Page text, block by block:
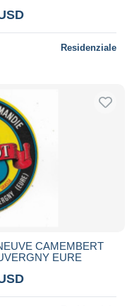
Residenziale
CAMEMBERT
EURE